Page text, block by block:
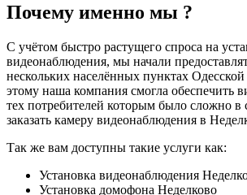
Почему именно мы ?
С учётом быстро растущего спроса на
видеонаблюдения, мы начали
нескольких населённых пунктах Одесской
этому наша компания смогла обеспечить
тех потребителей которым было сложно в
заказать камеру видеонаблюдения в
Так же вам доступны такие услуги как:
Установка видеонаблюдения
Установка домофона Неделково